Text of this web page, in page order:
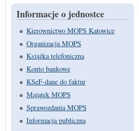
Informacje o jednostce
Kierownictwo MOPS Katowice
Organizacja MOPS
Książka telefoniczna
Konto bankowe
KSeF-dane do faktur
Majątek MOPS
Sprawozdania MOPS
Informacja publiczna